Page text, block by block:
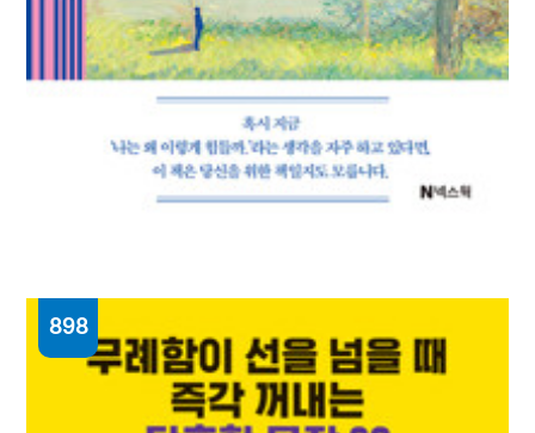
당신의 삶이 왜 쉬워야 한다고 생각하십니까
최한결 지음
898